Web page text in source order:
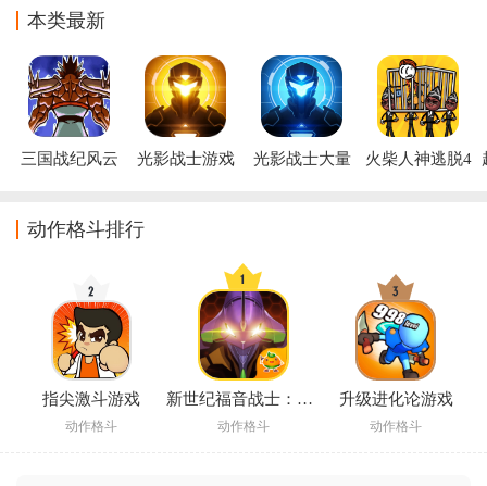
本类最新
三国战纪风云
光影战士游戏
光影战士大量
火柴人神逃脱4
动作格斗排行
指尖激斗游戏
动作格斗
新世纪福音战士：破晓游戏
动作格斗
升级进化论游戏
动作格斗